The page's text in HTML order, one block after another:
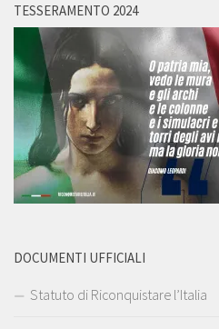
TESSERAMENTO 2024
DOCUMENTI UFFICIALI
Statuto di Riconquistare l’Italia